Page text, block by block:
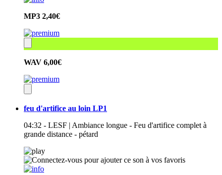
MP3 2,40€
WAV 6,00€
feu d'artifice au loin LP1
04:32 - LESF | Ambiance longue - Feu d'artifice complet à
grande distance - pétard